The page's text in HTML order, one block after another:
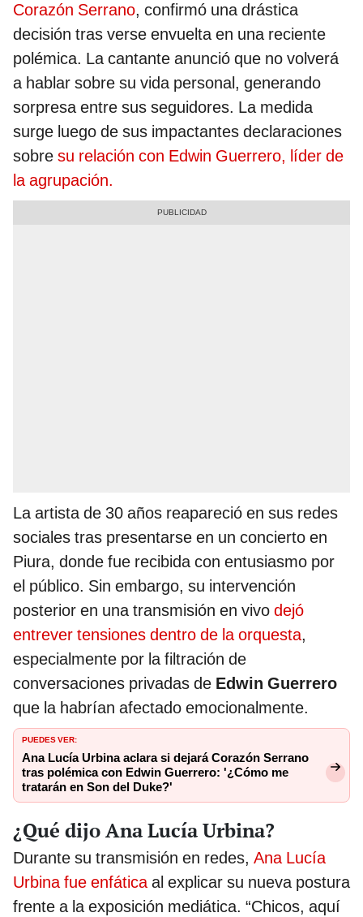
Corazón Serrano, confirmó una drástica
decisión tras verse envuelta en una reciente
polémica. La cantante anunció que no volverá
a hablar sobre su vida personal, generando
sorpresa entre sus seguidores. La medida
surge luego de sus impactantes declaraciones
sobre su relación con Edwin Guerrero, líder de
la agrupación.
La artista de 30 años reapareció en sus redes
sociales tras presentarse en un concierto en
Piura, donde fue recibida con entusiasmo por
el público. Sin embargo, su intervención
posterior en una transmisión en vivo dejó
entrever tensiones dentro de la orquesta,
especialmente por la filtración de
conversaciones privadas de Edwin Guerrero
que la habrían afectado emocionalmente.
PUEDES VER:
Ana Lucía Urbina aclara si dejará Corazón Serrano
tras polémica con Edwin Guerrero: '¿Cómo me
tratarán en Son del Duke?'
¿Qué dijo Ana Lucía Urbina?
Durante su transmisión en redes, Ana Lucía
Urbina fue enfáticaal explicar su nueva postura
frente a la exposición mediática. “Chicos, aquí